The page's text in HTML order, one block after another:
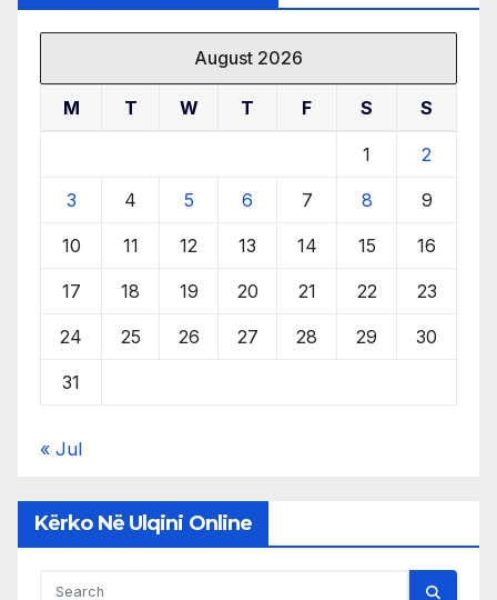
August 2026
M T W T F S S
1 2
3 4 5 6 7 8 9
10 11 12 13 14 15 16
17 18 19 20 21 22 23
24 25 26 27 28 29 30
31
« Jul
Kërko Në Ulqini Online